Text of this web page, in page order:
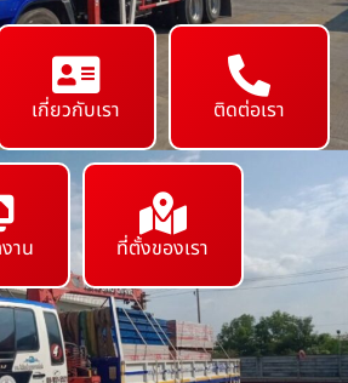
เกี่ยวกับเรา ติดต่อเรา
าน ที่ตั้งของเรา